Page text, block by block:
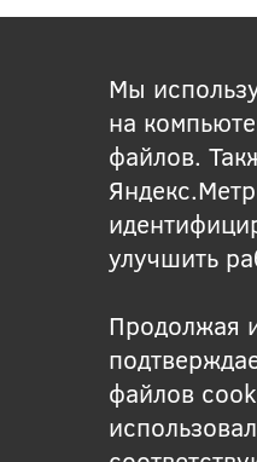
Мы
на
файлов.
улучшить
Продолжая
файлов